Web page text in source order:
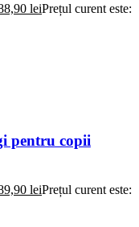
leiPrețul curent este:
pentru copii
leiPrețul curent este: